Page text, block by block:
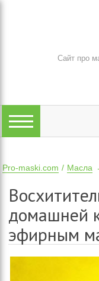
Сайт про
Pro-maski.com Масла
домашней
эфирным